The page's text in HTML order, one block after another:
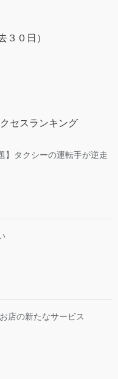
３０日）
セスランキング
】タクシーの運転手が逆走
店の新たなサービス